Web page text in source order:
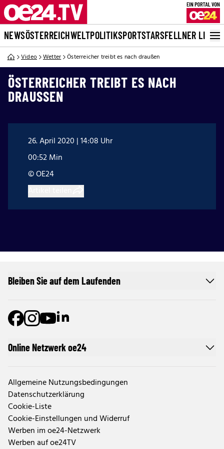
NEWSÖSTERREICHWELTPOLITIKSPORTSTARSFELLNER LIVE
Video Wetter Österreicher treibt es nach draußen
ÖSTERREICHER TREIBT ES NACH
DRAUSSEN
26. April 2020 | 14:08 Uhr
00:52 Min
© OE24
Online Netzwerk oe24
Allgemeine Nutzungsbedingungen
Datenschutzerklärung
Cookie-Liste
Cookie-Einstellungen und Widerruf
Werben im oe24-Netzwerk
Werben auf oe24TV
Bleiben Sie auf dem Laufenden